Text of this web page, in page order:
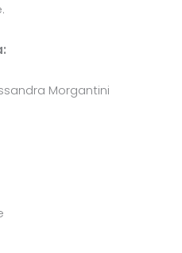
Morgantini